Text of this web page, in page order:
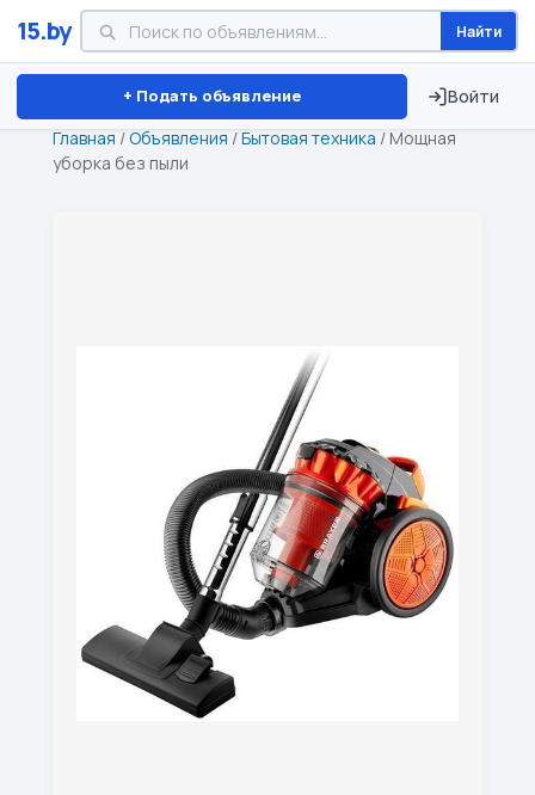
15.by Найти
+ Подать объявление Войти
Минск Витебск Брест ⏱ ТОЛЬКО 15 ДНЕЙ
Главная /Объявления /Бытовая техника / Мощная
уборка без пыли